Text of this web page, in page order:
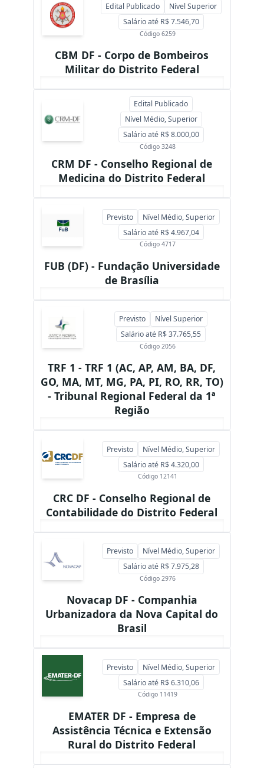
Edital Publicado
Nível Superior
Salário até R$ 7.546,70
Código 6259
CBM DF - Corpo de Bombeiros
Militar do Distrito Federal
Edital Publicado
Nível Médio, Superior
Salário até R$ 8.000,00
Código 3248
CRM DF - Conselho Regional de
Medicina do Distrito Federal
Previsto
Nível Médio, Superior
Salário até R$ 4.967,04
Código 4717
FUB (DF) - Fundação Universidade
de Brasília
Previsto
Nível Superior
Salário até R$ 37.765,55
Código 2056
TRF 1 - TRF 1 (AC, AP, AM, BA, DF,
GO, MA, MT, MG, PA, PI, RO, RR, TO)
- Tribunal Regional Federal da 1ª
Região
Previsto
Nível Médio, Superior
Salário até R$ 4.320,00
Código 12141
CRC DF - Conselho Regional de
Contabilidade do Distrito Federal
Previsto
Nível Médio, Superior
Salário até R$ 7.975,28
Código 2976
Novacap DF - Companhia
Urbanizadora da Nova Capital do
Brasil
Previsto
Nível Médio, Superior
Salário até R$ 6.310,06
Código 11419
EMATER DF - Empresa de
Assistência Técnica e Extensão
Rural do Distrito Federal